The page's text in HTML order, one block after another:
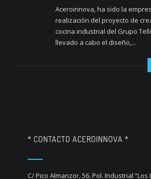
Aceroinnova, ha sido la
realización del proyecto de
cocina industrial del Grupo
llevado a cabo el diseño,...
* CONTACTO ACEROINNOVA *
C/ Pico Almanzor, 56. Pol. Industrial